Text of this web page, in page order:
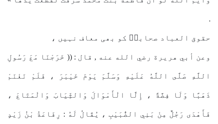
.
حقوق العباد صحابہؓ کو بھی معاف نہیں ،
وعن أبي هريرة رضي الله عنه , قال : (( خَرَجْنَا مَعَ رَسُولِ
اللَّهِ صَلَّى اللَّهُ عَلَيْهِ وَسَلَّمَ يَوْمَ خَيْبَرَ ، فَلَمْ نَغْنَمْ
ذَهَبًا وَلَا فِضَّةً ، إِلَّا الْأَمْوَالَ وَالثِّيَابَ وَالْمَتَاعَ ،
فَأَهْدَى رَجُلٌ مِنْ بَنِي الضُّبَيْبِ ، يُقَالُ لَهُ : رِفَاعَةُ بْنُ زَيْدٍ